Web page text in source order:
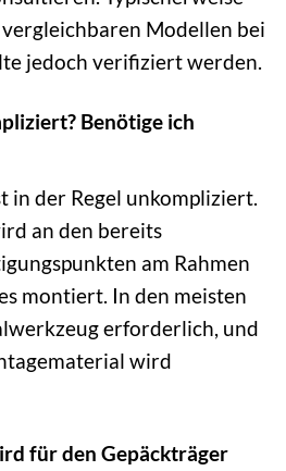
Modellen bei
jedoch verifiziert werden.
Benötige ich
in der Regel unkompliziert.
an den bereits
am Rahmen
montiert. In den meisten
erforderlich, und
wird
für den Gepäckträger